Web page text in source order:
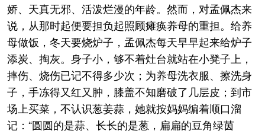
娇、天真无邪、活泼烂漫的年龄。然而，对孟佩杰来
说，从那时起便要担负起照顾瘫痪养母的重担。给养
母做饭，冬天要烧炉子，孟佩杰每天早早起来给炉子
添炭、掏灰。身子小，够不着灶台就站在小凳子上，
摔伤、烧伤已记不得多少次；为养母洗衣服、擦洗身
子，手冻得又红又肿，膝盖不知磨破了几层皮；到市
场上买菜，不认识葱姜蒜，她就按妈妈编着顺口溜
记：“圆圆的是蒜、长长的是葱，扁扁的豆角绿茵